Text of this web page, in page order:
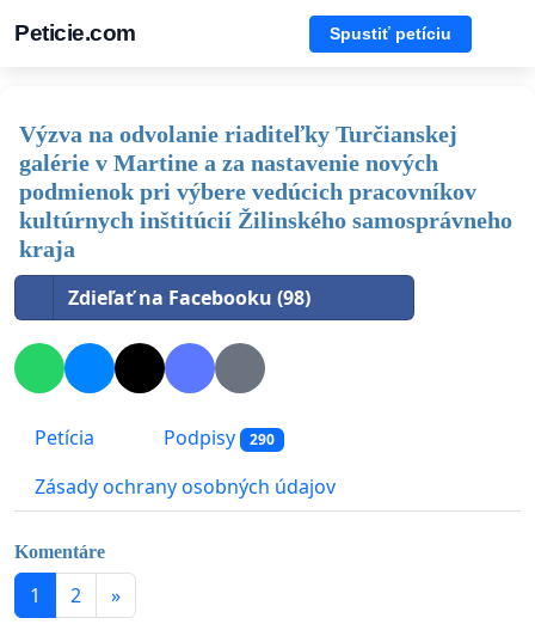
Peticie.com Spustiť petíciu
Výzva na odvolanie riaditeľky Turčianskej
galérie v Martine a za nastavenie nových
podmienok pri výbere vedúcich pracovníkov
kultúrnych inštitúcií Žilinského samosprávneho
kraja
Zdieľať na Facebooku (98)
Petícia Podpisy 290
Zásady ochrany osobných údajov
Komentáre
1 2 »